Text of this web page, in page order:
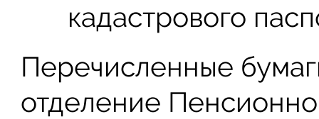
кадастрового
Перечисленные
отделение